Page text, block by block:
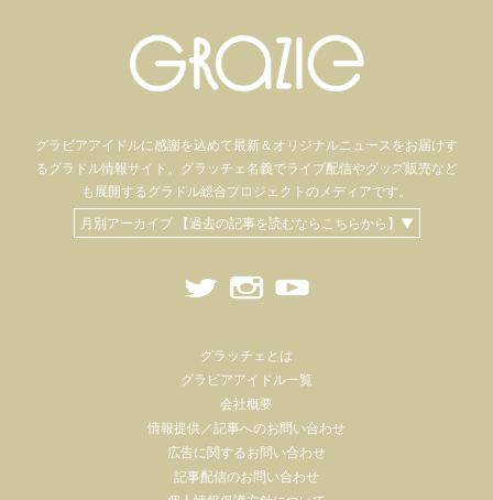
グラビアアイドルに感謝を込めて最新＆オリジナルニュースをお届けす
るグラドル情報サイト。 グラッチェ名義でライブ配信やグッズ販売など
も 展開するグラドル総合プロジェクトのメディアです。
月別アーカイブ 【過去の記事を読むならこちらから】▼
グラッチェとは
グラビアアイドル一覧
会社概要
情報提供／記事へのお問い合わせ
広告に関するお問い合わせ
記事配信のお問い合わせ